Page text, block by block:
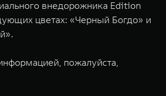
внедорожника Edition
цветах: «Черный Богдо» и
пожалуйста,